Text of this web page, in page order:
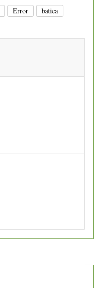
Error
batica